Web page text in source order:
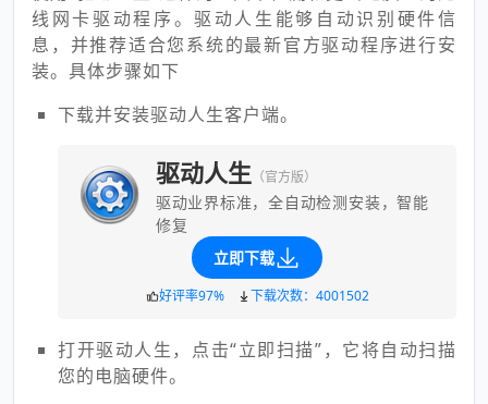
线网卡驱动程序。驱动人生能够自动识别硬件信
息，并推荐适合您系统的最新官方驱动程序进行安
装。具体步骤如下
下载并安装驱动人生客户端。
驱动人生（官方版）
驱动业界标准，全自动检测安装，智能
修复
立即下载
好评率97% 下载次数：4001502
打开驱动人生，点击“立即扫描”，它将自动扫描
您的电脑硬件。